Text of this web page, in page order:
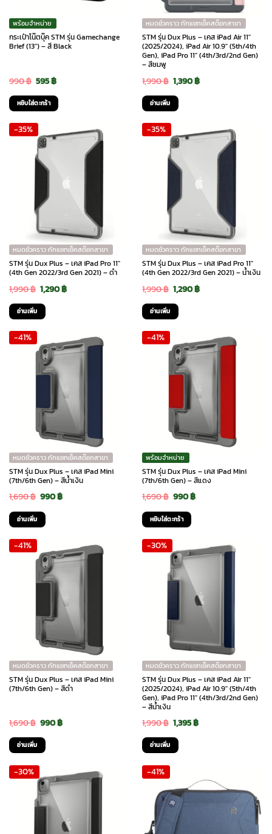
พร้อมจำหน่าย
กระเป๋าโน๊ตบุ๊ค STM รุ่น Gamechange
Brief (13″) – สี Black
990฿ Original
price
was:
990 ฿.
595฿Current
price
is:
595 ฿.
หยิบใส่ตะกร้า
หมดชั่วคราว ทักแชทเช็คสต๊อกสาขา
STM รุ่น Dux Plus – เคส iPad Air 11″
(2025/2024), iPad Air 10.9″ (5th/4th
Gen), iPad Pro 11″ (4th/3rd/2nd Gen)
– สีชมพู
1,990฿ Original
price
was:
1,990 ฿.
1,390฿Current
1,390 ฿.
อ่านเพิ่ม
-35%
หมดชั่วคราว ทักแชทเช็คสต๊อกสาขา
STM รุ่น Dux Plus – เคส iPad Pro 11″
(4th Gen 2022/3rd Gen 2021) – ดำ
1,990฿ Original
price
was:
1,990 ฿.
1,290฿Current
1,290 ฿.
อ่านเพิ่ม
-35%
หมดชั่วคราว ทักแชทเช็คสต๊อกสาขา
STM รุ่น Dux Plus – เคส iPad Pro 11″
(4th Gen 2022/3rd Gen 2021) – น้ำเงิน
1,990฿ Original
price
was:
1,990 ฿.
1,290฿Current
1,290 ฿.
อ่านเพิ่ม
-41%
หมดชั่วคราว ทักแชทเช็คสต๊อกสาขา
STM รุ่น Dux Plus – เคส iPad Mini
(7th/6th Gen) – สีน้ำเงิน
1,690฿ Original
price
was:
1,690 ฿.
990฿Current
990 ฿.
อ่านเพิ่ม
-41%
พร้อมจำหน่าย
STM รุ่น Dux Plus – เคส iPad Mini
(7th/6th Gen) – สีแดง
1,690฿ Original
price
was:
1,690 ฿.
990฿Current
990 ฿.
หยิบใส่ตะกร้า
-41%
หมดชั่วคราว ทักแชทเช็คสต๊อกสาขา
STM รุ่น Dux Plus – เคส iPad Mini
(7th/6th Gen) – สีดำ
1,690฿ Original
price
was:
1,690 ฿.
990฿Current
990 ฿.
อ่านเพิ่ม
-30%
หมดชั่วคราว ทักแชทเช็คสต๊อกสาขา
STM รุ่น Dux Plus – เคส iPad Air 11″
(2025/2024), iPad Air 10.9″ (5th/4th
Gen), iPad Pro 11″ (4th/3rd/2nd Gen)
– สีน้ำเงิน
1,990฿ Original
price
was:
1,395฿Current
อ่านเพิ่ม
-30% -41%